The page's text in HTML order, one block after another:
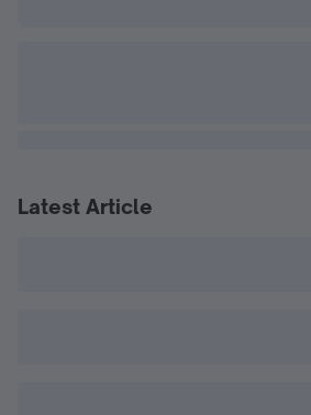
Latest Article